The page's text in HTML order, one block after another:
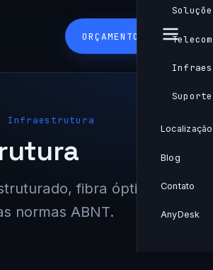
Telecom
Localização
Blog
Contato
AnyDesk
ORÇAMENTO
Infraestrutura
fibra óptica e
normas ABNT.